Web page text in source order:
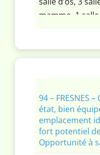
mammo, 1
stock, call
94 – FRESNES
état, bien
emplacement
fort potentiel
Opportunité à